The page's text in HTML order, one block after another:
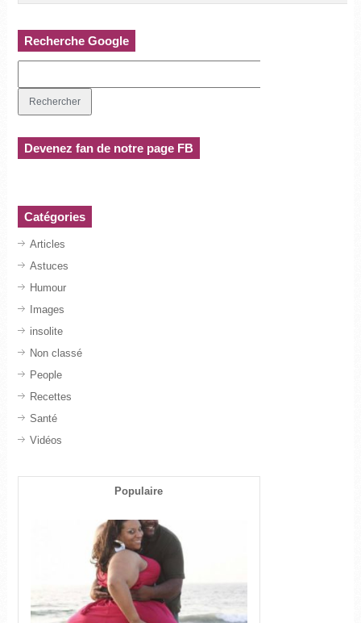
Recherche Google
Devenez fan de notre page FB
Catégories
Articles
Astuces
Humour
Images
insolite
Non classé
People
Recettes
Santé
Vidéos
Populaire